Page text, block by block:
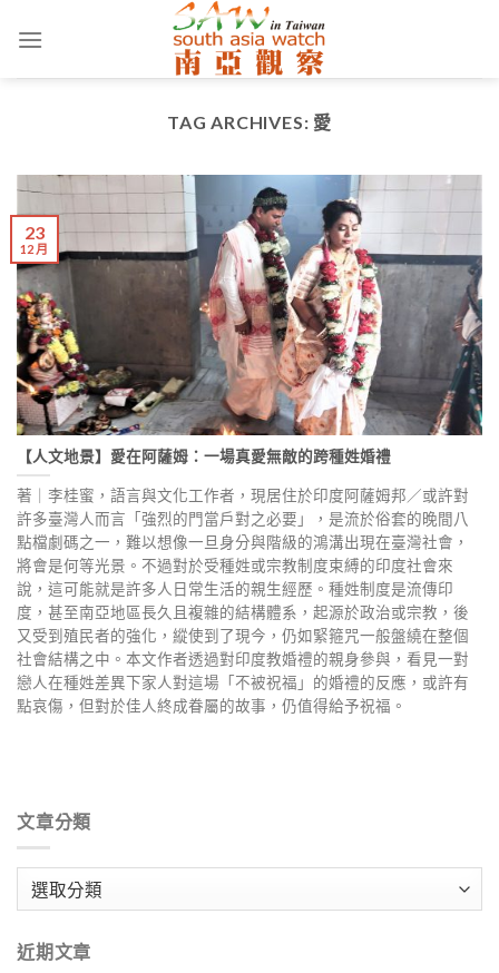
TAG ARCHIVES: 愛
【人文地景】愛在阿薩姆：一場真愛無敵的跨種姓婚禮
著｜李桂蜜，語言與文化工作者，現居住於印度阿薩姆邦／或許對
許多臺灣人而言「強烈的門當戶對之必要」，是流於俗套的晚間八
點檔劇碼之一，難以想像一旦身分與階級的鴻溝出現在臺灣社會，
將會是何等光景。不過對於受種姓或宗教制度束縛的印度社會來
說，這可能就是許多人日常生活的親生經歷。種姓制度是流傳印
度，甚至南亞地區長久且複雜的結構體系，起源於政治或宗教，後
又受到殖民者的強化，縱使到了現今，仍如緊箍咒一般盤繞在整個
社會結構之中。本文作者透過對印度教婚禮的親身參與，看見一對
戀人在種姓差異下家人對這場「不被祝福」的婚禮的反應，或許有
點哀傷，但對於佳人終成眷屬的故事，仍值得給予祝福。
23
12 月
文章分類
章
類
近期文章